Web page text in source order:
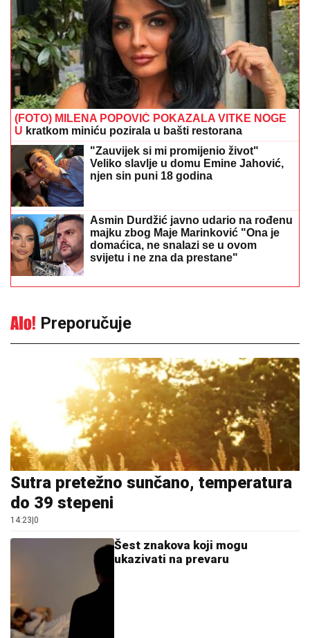
(FOTO) MILENA POPOVIĆ POKAZALA VITKE NOGE
U kratkom miniću pozirala u bašti restorana
"Zauvijek si mi promijenio život"
Veliko slavlje u domu Emine Jahović,
njen sin puni 18 godina
Asmin Durdžić javno udario na rođenu
majku zbog Maje Marinković "Ona je
domaćica, ne snalazi se u ovom
svijetu i ne zna da prestane"
Preporučuje
Sutra pretežno sunčano, temperatura
do 39 stepeni
14:23 0
Šest znakova koji mogu
ukazivati na prevaru